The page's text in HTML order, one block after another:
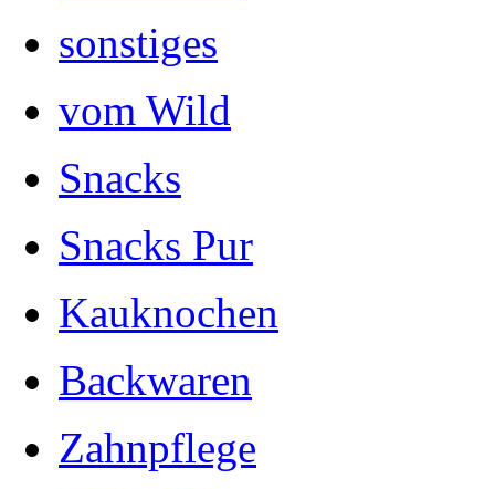
sonstiges
vom Wild
Snacks
Snacks Pur
Kauknochen
Backwaren
Zahnpflege